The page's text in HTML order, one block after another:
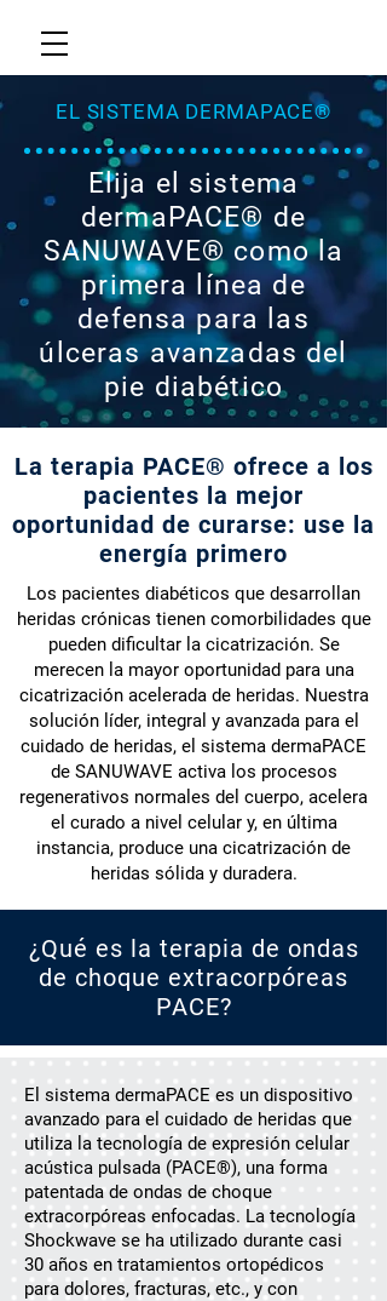
La terapia PACE® ofrece a los
pacientes la mejor
oportunidad de curarse: use la
energía primero
Los pacientes diabéticos que desarrollan
heridas crónicas tienen comorbilidades que
pueden dificultar la cicatrización. Se
merecen la mayor oportunidad para una
cicatrización acelerada de heridas. Nuestra
solución líder, integral y avanzada para el
cuidado de heridas, el sistema dermaPACE
de SANUWAVE activa los procesos
regenerativos normales del cuerpo, acelera
el curado a nivel celular y, en última
instancia, produce una cicatrización de
heridas sólida y duradera.
EL SISTEMA DERMAPACE®
Elija el sistema
dermaPACE® de
SANUWAVE® como la
primera línea de
defensa para las
úlceras avanzadas del
pie diabético
El sistema dermaPACE es un dispositivo
avanzado para el cuidado de heridas que
utiliza la tecnología de expresión celular
acústica pulsada (PACE®), una forma
patentada de ondas de choque
extracorpóreas enfocadas. La tecnología
Shockwave se ha utilizado durante casi
30 años en tratamientos ortopédicos
para dolores, fracturas, etc., y con
¿Qué es la terapia de ondas
de choque extracorpóreas
PACE?